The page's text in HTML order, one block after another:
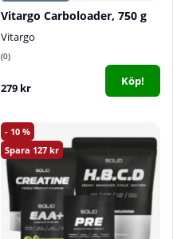
Vitargo Carboloader, 750 g
Vitargo
0
279 kr Köp!
10
127